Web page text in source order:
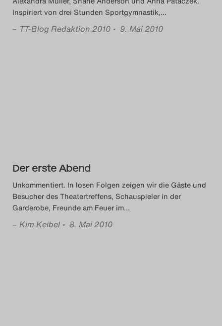
Inspiriert von drei Stunden Sportgymnastik,…
– TT-Blog Redaktion 2010 • 9. Mai 2010
Der erste Abend
Unkommentiert. In losen Folgen zeigen wir die Gäste und
Besucher des Theatertreffens, Schauspieler in der
Garderobe, Freunde am Feuer im…
– Kim Keibel • 8. Mai 2010